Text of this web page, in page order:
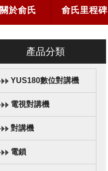
關於俞氏 俞氏里程碑
產品分類
YUS180數位對講機
電視對講機
對講機
電鎖